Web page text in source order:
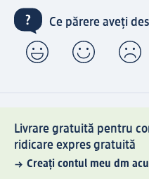
Ce părere aveți
Livrare gratuită pentru
ridicare expres gratuită
Creați contul meu dm